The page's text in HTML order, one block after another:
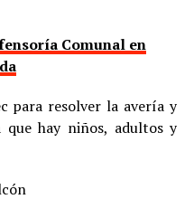
Comunal en
para resolver la avería y
hay niños, adultos y